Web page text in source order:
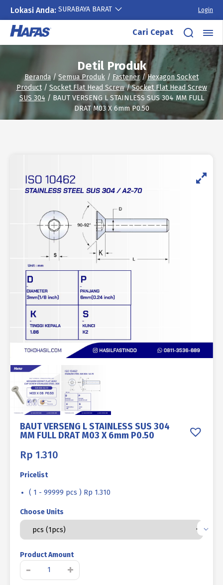
Lokasi Anda: SURABAYA BARAT Login
Lewati
konten
Cari Cepat
Detil Produk
Beranda/Semua Produk / Fastener/Hexagon Socket
Product/ Socket Flat Head Screw/Socket Flat Head Screw
SUS 304 / BAUT VERSENG L STAINLESS SUS 304 MM FULL
DRAT M03 X 6mm P0.50
BAUT VERSENG L STAINLESS SUS 304
MM FULL DRAT M03 X 6mm P0.50
Rp 1.310
Pricelist
( 1 - 99999 pcs ) Rp 1.310
Choose Units
Product Amount
-
Kuantitas
+